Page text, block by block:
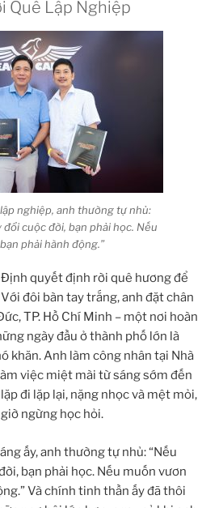
Quê Lập Nghiệp
nghiệp, anh thường tự nhủ:
đổi cuộc đời, bạn phải học. Nếu
phải hành động.”
Định quyết định rời quê hương để
đôi bàn tay trắng, anh đặt chân
TP. Hồ Chí Minh – một nơi hoàn
ngày đầu ở thành phố lớn là
khăn. Anh làm công nhân tại Nhà
việc miệt mài từ sáng sớm đến
đi lặp lại, nặng nhọc và mệt mỏi,
ngừng học hỏi.
ấy, anh thường tự nhủ: “Nếu
bạn phải học. Nếu muốn vươn
Và chính tinh thần ấy đã thôi